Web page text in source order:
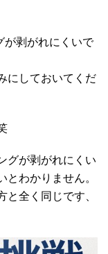
が剥がれにくいで
にしておいてくだ
グが剥がれにくい
わかりません。
と全く同じです、